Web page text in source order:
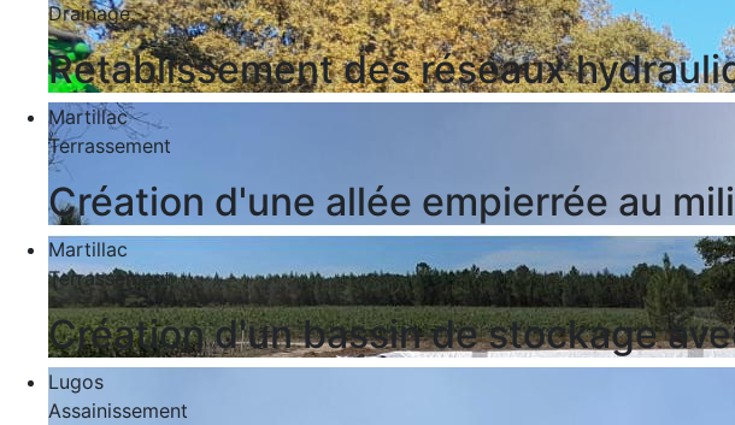
Drainage
Rétablissement des réseaux
Martillac
Terrassement
Création d'une allée empierrée au
Martillac
Terrassement
Création d'un bassin de stockage
Lugos
Assainissement